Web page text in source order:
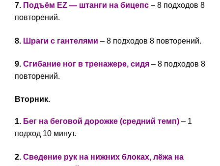
7. Подъём EZ — штанги на бицепс – 8 подходов 8
повторений.
8. Шраги с гантелями – 8 подходов 8 повторений.
9. Сгибание ног в тренажере, сидя – 8 подходов 8
повторений.
Вторник.
1. Бег на беговой дорожке (средний темп) – 1
подход 10 минут.
2. Сведение рук на нижних блоках, лёжа на